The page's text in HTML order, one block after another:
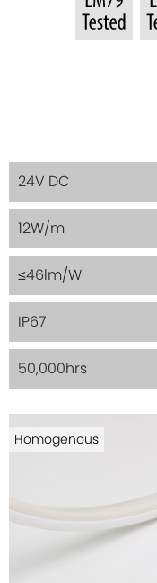
24V DC
12W/m
≤46lm/W
IP67
50,000hrs
Homogenous